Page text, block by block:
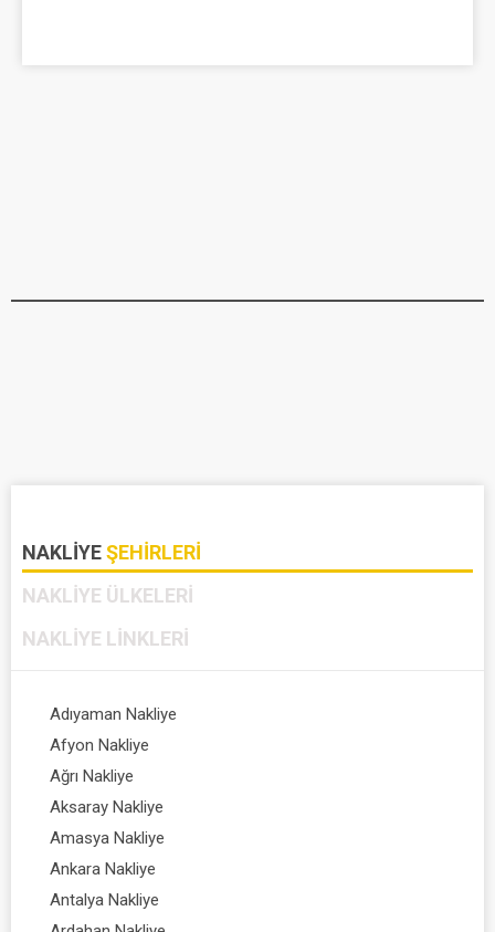
NAKLIYEŞEHIRLERI
NAKLIYE ÜLKELERI
NAKLIYE LINKLERI
Adıyaman Nakliye
Afyon Nakliye
Ağrı Nakliye
Aksaray Nakliye
Amasya Nakliye
Ankara Nakliye
Antalya Nakliye